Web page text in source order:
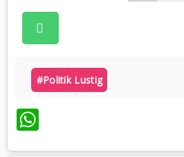
#politik Lustig
WhatsApp